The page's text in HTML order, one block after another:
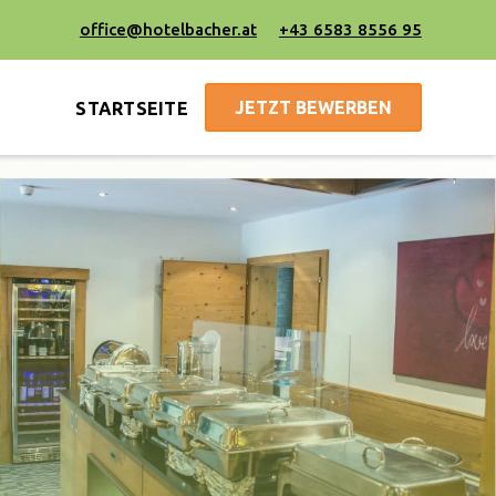
office@hotelbacher.at +43 6583 8556 95
STARTSEITE JETZT BEWERBEN